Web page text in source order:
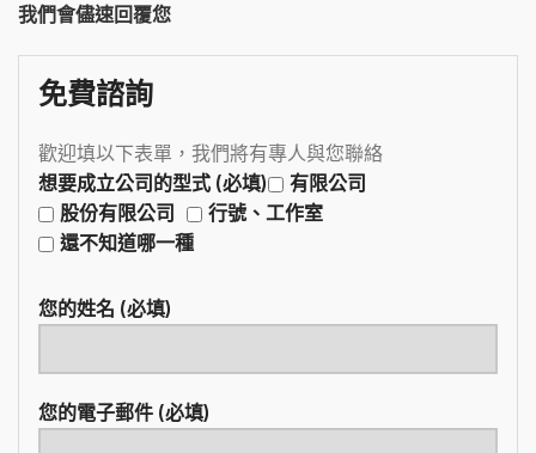
我們會儘速回覆您
免費諮詢
歡迎填以下表單，我們將有專人與您聯絡
想要成立公司的型式 (必填)
有限公司
股份有限公司
行號、工作室
還不知道哪一種
您的姓名 (必填)
您的電子郵件 (必填)